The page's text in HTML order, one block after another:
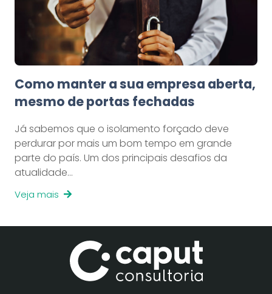
Como manter a sua empresa aberta,
mesmo de portas fechadas
Já sabemos que o isolamento forçado deve
perdurar por mais um bom tempo em grande
parte do país. Um dos principais desafios da
atualidade…
Veja mais